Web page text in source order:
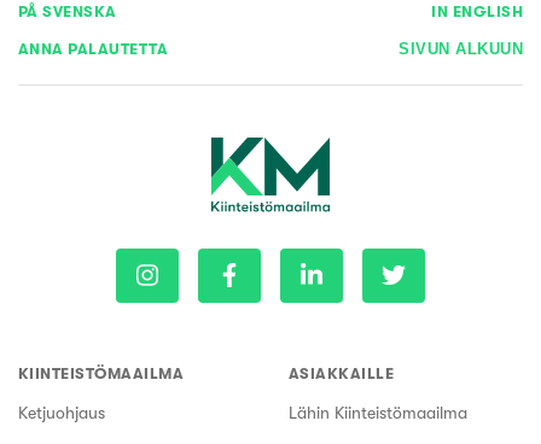
PÅ SVENSKA IN ENGLISH
ANNA PALAUTETTA SIVUN ALKUUN
KIINTEISTÖMAAILMA
Ketjuohjaus
ASIAKKAILLE
Lähin Kiinteistömaailma